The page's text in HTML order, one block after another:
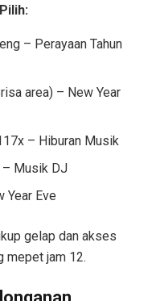
– Perayaan Tahun
area) – New Year
– Hiburan Musik
– Musik DJ
Year Eve
gelap dan akses
mepet jam 12.